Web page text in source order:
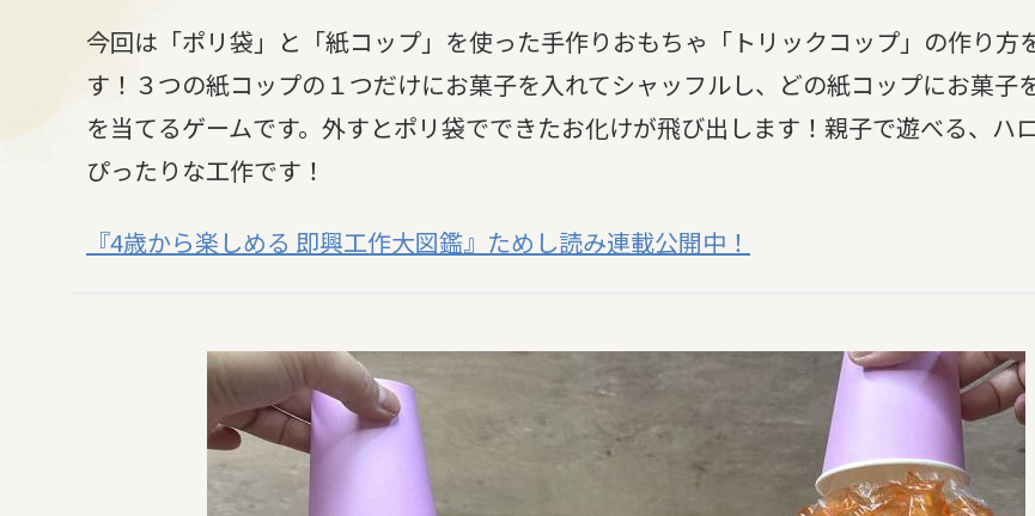
今回は「ポリ袋」と「紙コップ」を使った手作りおもちゃ「トリックコップ」の作り方
す！３つの紙コップの１つだけにお菓子を入れてシャッフルし、どの紙コップにお菓子
を当てるゲームです。外すとポリ袋でできたお化けが飛び出します！親子で遊べる、ハ
ぴったりな工作です！
『4歳から楽しめる 即興工作大図鑑』ためし読み連載公開中！